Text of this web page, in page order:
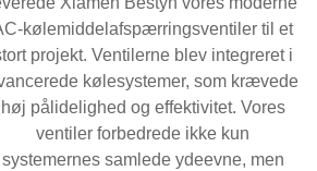
kølemiddelafspærringsventiler til et
projekt. Ventilerne blev integreret i
kølesystemer, som krævede
høj pålidelighed og effektivitet. Vores
ventiler forbedrede ikke kun
systemernes samlede ydeevne, men